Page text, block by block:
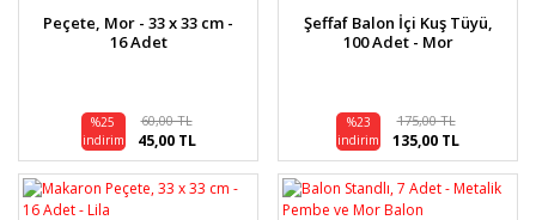
Peçete, Mor - 33 x 33 cm -
16 Adet
%25
indirim
60,00 TL
45,00 TL
Şeffaf Balon İçi Kuş Tüyü,
100 Adet - Mor
%23
indirim
175,00 TL
135,00 TL